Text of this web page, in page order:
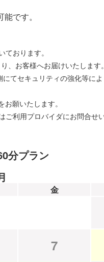
です。
ております。
、お客様へお届けいたします。
てセキュリティの強化等に
お願いたします。
利用プロバイダにお問合せ
分プラン
金
7